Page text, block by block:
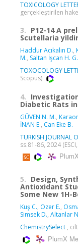
TOXICOLOGY
gerçekleştirilen
3. P12-14 A
Scutellaria
Haddur Acıkalın D.,
M., Saltan İşcan H. G.
TOXOCOLOGY
Scopus)
4.
Diabetic Rats
GÜVEN N. M.,
İNAN E., Can Eke B.
TURKISH JOURNAL
ss.81-86, 2024
5. Design,
Antioxidant
Some New 1H-
Kuş C., Ozer E.,
Simsek D., Altanlar
ChemistrySelect ,
PlumX